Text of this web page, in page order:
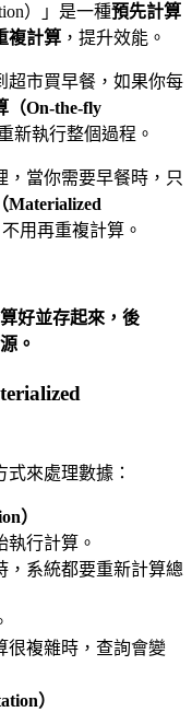
）」是一種預先計算
複計算 ，提升效能。
超市買早餐，如果你每
（On-the-fly
新執行整個過程。
，當你需要早餐時，只
Materialized
用再重複計算。
好並存起來，後
。
來處理數據：
）
執行計算。
，系統都要重新計算總
很複雜時，查詢會變
）